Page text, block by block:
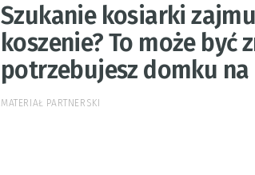
Szukanie kosiarki
koszenie? To może być
potrzebujesz domku
MATERIAŁ PARTNERSKI